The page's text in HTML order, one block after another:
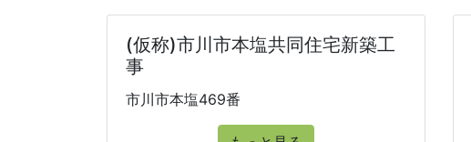
(仮称)市川市本塩共同住宅新築工
事
市川市本塩469番